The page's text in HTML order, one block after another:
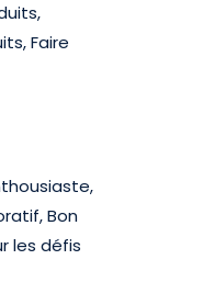
Faire
Bon
les défis